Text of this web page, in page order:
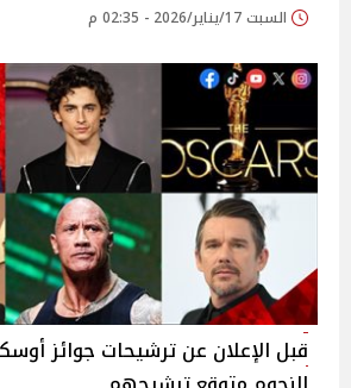
السبت 17/يناير/2026 - 02:35 م